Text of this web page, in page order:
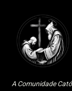
A Comunidade